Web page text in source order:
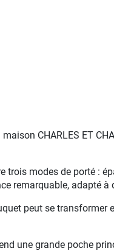
CHARLES ET
trois modes de porté :
remarquable, adapté à
peut se
une grande poche